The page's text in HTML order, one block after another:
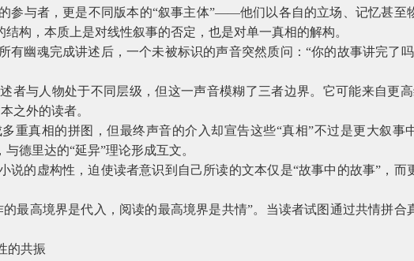
参与者，更是不同版本的“叙事主体”——他们以各自的立场、记忆甚至
构，本质上是对线性叙事的否定，也是对单一真相的解构。
有幽魂完成讲述后，一个未被标识的声音突然质问：“你的故事讲完了
者与人物处于不同层级，但这一声音模糊了三者边界。它可能来自更
之外的读者。
重真相的拼图，但最终声音的介入却宣告这些“真相”不过是更大叙事
德里达的“延异”理论形成互文。
说的虚构性，迫使读者意识到自己所读的文本仅是“故事中的故事”，而
最高境界是代入，阅读的最高境界是共情”。当读者试图通过共情拼合
的共振